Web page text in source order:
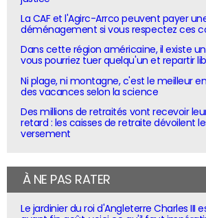
La CAF et l'Agirc-Arrco peuvent payer
déménagement si vous respectez ces
Dans cette région américaine, il existe
vous pourriez tuer quelqu'un et repartir
Ni plage, ni montagne, c'est le meilleur
des vacances selon la science
Des millions de retraités vont recevoir
retard : les caisses de retraite dévoilent
versement
À NE PAS RATER
Le jardinier du roi d'Angleterre Charles III